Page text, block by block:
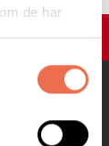
de har
UPP